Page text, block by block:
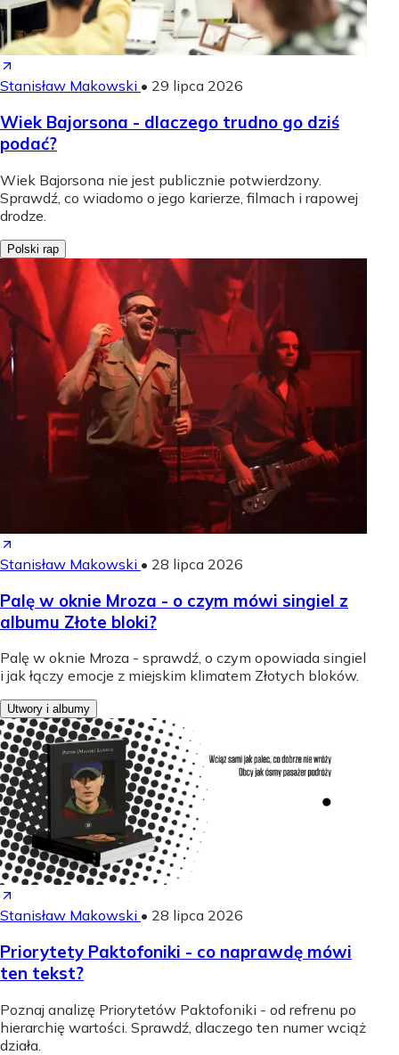
Stanisław Makowski • 29 lipca 2026
Wiek Bajorsona - dlaczego trudno go dziś
podać?
Wiek Bajorsona nie jest publicznie potwierdzony.
Sprawdź, co wiadomo o jego karierze, filmach i rapowej
drodze.
Polski rap
Stanisław Makowski • 28 lipca 2026
Palę w oknie Mroza - o czym mówi singiel z
albumu Złote bloki?
Palę w oknie Mroza - sprawdź, o czym opowiada singiel
i jak łączy emocje z miejskim klimatem Złotych bloków.
Utwory i albumy
Stanisław Makowski • 28 lipca 2026
Priorytety Paktofoniki - co naprawdę mówi
ten tekst?
Poznaj analizę Priorytetów Paktofoniki - od refrenu po
hierarchię wartości. Sprawdź, dlaczego ten numer wciąż
działa.